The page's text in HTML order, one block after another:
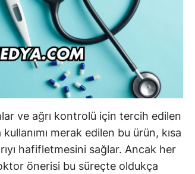
ve ağrı kontrolü için tercih edilen
merak edilen bu ürün, kısa
hafifletmesini sağlar. Ancak her
önerisi bu süreçte oldukça